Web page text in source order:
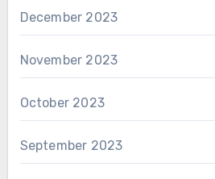
December 2023
November 2023
October 2023
September 2023